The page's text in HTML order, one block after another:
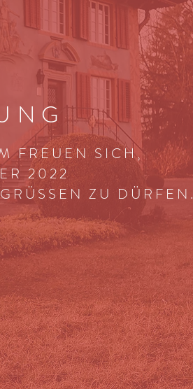
FREUEN SICH,
2022
ZU DÜRFEN.